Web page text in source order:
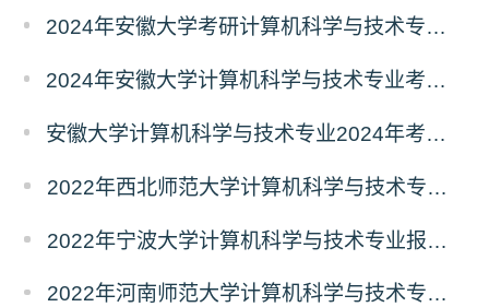
2024年安徽大学考研计算机科学与技术专业初试科目调整了吗？
2024年安徽大学计算机科学与技术专业考研初试科目调整了吗？
安徽大学计算机科学与技术专业2024年考研初试科目调整了吗？
2022年西北师范大学计算机科学与技术专业报录比
2022年宁波大学计算机科学与技术专业报录比
2022年河南师范大学计算机科学与技术专业报录比